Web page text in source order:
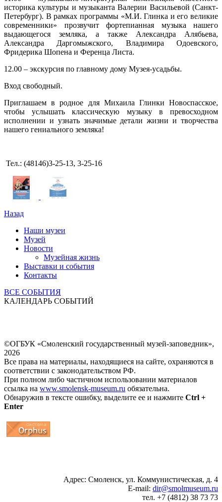
историка культуры и музыканта Валерии Васильевой (Санкт-
Петербург). В рамках программы «М.И. Глинка и его великие
современники» прозвучит фортепианная музыка нашего
выдающегося земляка, а также Александра Алябьева,
Александра Даргомыжского, Владимира Одоевского,
Фридерика Шопена и Ференца Листа.
12.00 – экскурсия по главному дому Музея-усадьбы.
Вход свободный.
Приглашаем в родное для Михаила Глинки Новоспасское,
чтобы услышать классическую музыку в превосходном
исполнении и узнать значимые детали жизни и творчества
нашего гениального земляка!
Тел.: (48146)3-25-13, 3-25-16
Назад
Наши музеи
Музей
Новости
Музейная жизнь
Выставки и события
Контакты
ВСЕ СОБЫТИЯ
КАЛЕНДАРЬ СОБЫТИЙ
©ОГБУК «Смоленский государственный музей-заповедник»,
2026
Все права на материалы, находящиеся на сайте, охраняются в
соответствии с законодательством РФ.
При полном либо частичном использовании материалов
ссылка на www.smolensk-museum.ru обязательна.
Обнаружив в тексте ошибку, выделите ее и нажмите Ctrl +
Enter
Адрес: Смоленск, ул. Коммунистическая, д. 4
E-mail: dir@smolmuseum.ru
тел. +7 (4812) 38 73 73